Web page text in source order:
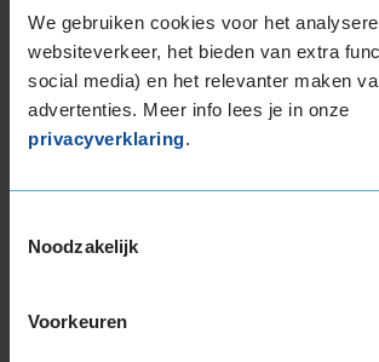
We gebruiken cookies voor het
websiteverkeer, het bieden van extra
social media) en het relevanter maken
advertenties. Meer info lees je in onze
privacyverklaring.
Noodzakelijk
Voorkeuren
banden? Deze hebben wij uiteraard
voorraad. Bovendien krijg je bij elke
laat vervangen je 1 maand lekke
Fietsonderdelen in Alkmaar
vestiging aan de Willem de
terecht. We hebben alles wat je
voorraad: fietslampjes, fietsbellen,